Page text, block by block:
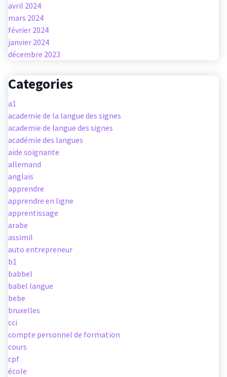
avril 2024
mars 2024
février 2024
janvier 2024
décembre 2023
Categories
a1
academie de la langue des signes
academie de langue des signes
académie des langues
aide soignante
allemand
anglais
apprendre
apprendre en ligne
apprentissage
arabe
assimil
auto entrepreneur
b1
babbel
babel langue
bebe
bruxelles
cci
compte personnel de formation
cours
cpf
école